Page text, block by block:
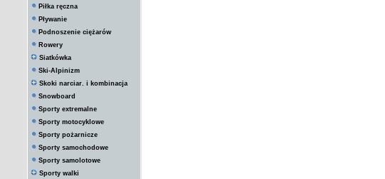
Piłka ręczna
Pływanie
Podnoszenie ciężarów
Rowery
Siatkówka
Ski-Alpinizm
Skoki narciar. i kombinacja
Snowboard
Sporty extremalne
Sporty motocyklowe
Sporty pożarnicze
Sporty samochodowe
Sporty samolotowe
Sporty walki